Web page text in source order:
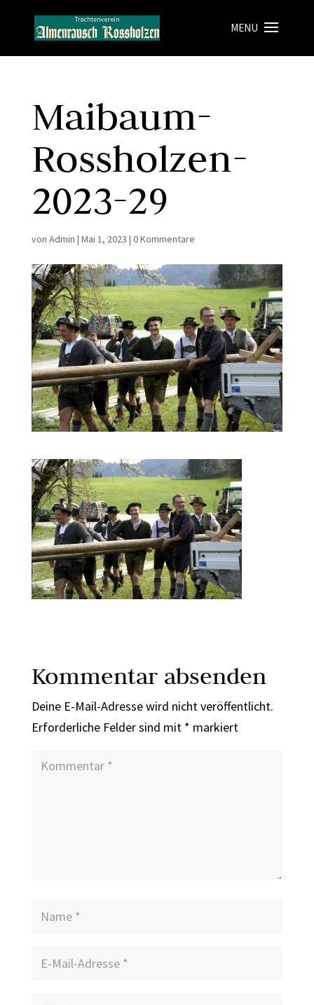
Maibaum-
Rossholzen-
2023-29
von Admin | Mai 1, 2023 | 0 Kommentare
Kommentar absenden
Deine E-Mail-Adresse wird nicht veröffentlicht.
Erforderliche Felder sind mit * markiert